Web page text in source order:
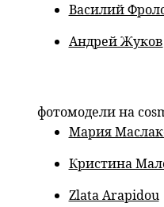
Василий
Андрей Жуков
фотомодели на
Мария
Кристина
Zlata Arapidou